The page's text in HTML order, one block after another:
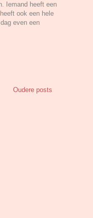
Iemand heeft een
ook een hele
even een
Oudere posts